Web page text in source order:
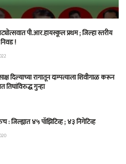
पी.आर.हायस्कूल प्रथम ; जिल्हा स्तरीय
!
दिल्याच्या रागातून दाम्पत्याला शिवीगाळ करून
तिघांविरुद्ध गुन्हा
: जिल्ह्यात ४५ पॉझिटिव्ह ; ४३ निगेटिव्ह